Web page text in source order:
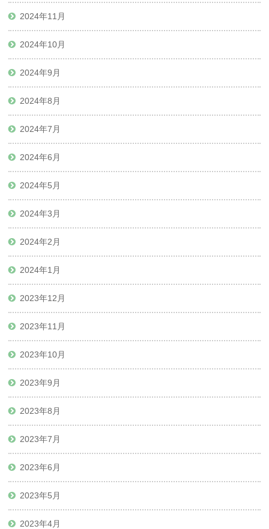
2024年11月
2024年10月
2024年9月
2024年8月
2024年7月
2024年6月
2024年5月
2024年3月
2024年2月
2024年1月
2023年12月
2023年11月
2023年10月
2023年9月
2023年8月
2023年7月
2023年6月
2023年5月
2023年4月